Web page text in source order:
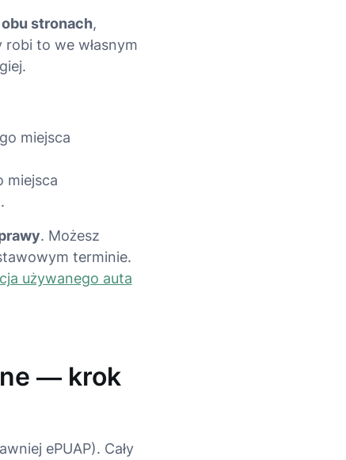
stronach,
robi to we własnym
miejsca
miejsca
. Możesz
terminie.
używanego auta
— krok
ePUAP). Cały